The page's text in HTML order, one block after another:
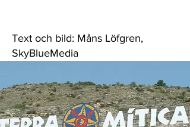
Text och bild: Måns Löfgren,
SkyBlueMedia